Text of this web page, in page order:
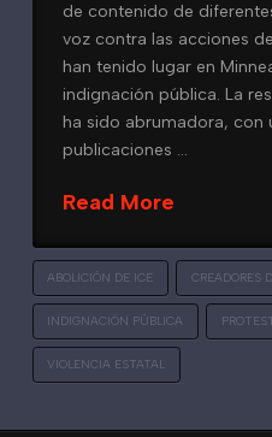
de contenido de
voz contra las acciones
han tenido lugar en
indignación pública. La
ha sido abrumadora, con
publicaciones …
Read More
ABOLICIÓN DE ICE CREADORES
INDIGNACIÓN PÚBLICA
VIOLENCIA ESTATAL